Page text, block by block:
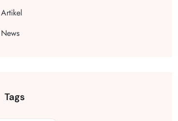
Artikel
News
Tags